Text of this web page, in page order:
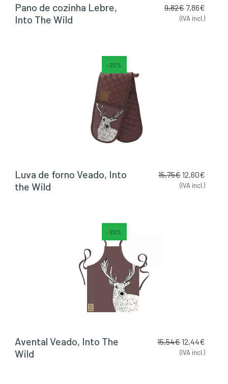
Pano de cozinha Lebre,
Into The Wild
9,82€7,86€
(IVA incl.)
-20%
Luva de forno Veado, Into
the Wild
15,75€12,60€
(IVA incl.)
-20%
Avental Veado, Into The
Wild
15,54€12,44€
(IVA incl.)